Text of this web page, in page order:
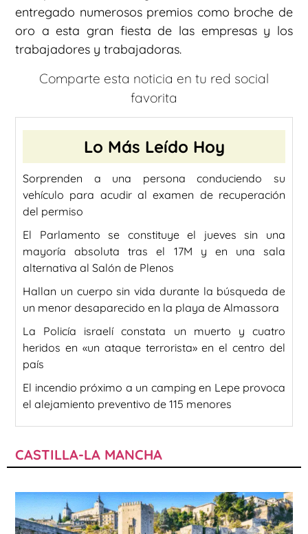
entregado numerosos premios como broche de
oro a esta gran fiesta de las empresas y los
trabajadores y trabajadoras.
Comparte esta noticia en tu red social
favorita
Lo Más Leído Hoy
Sorprenden a una persona conduciendo su
vehículo para acudir al examen de recuperación
del permiso
El Parlamento se constituye el jueves sin una
mayoría absoluta tras el 17M y en una sala
alternativa al Salón de Plenos
Hallan un cuerpo sin vida durante la búsqueda de
un menor desaparecido en la playa de Almassora
La Policía israelí constata un muerto y cuatro
heridos en «un ataque terrorista» en el centro del
país
El incendio próximo a un camping en Lepe provoca
el alejamiento preventivo de 115 menores
CASTILLA-LA MANCHA